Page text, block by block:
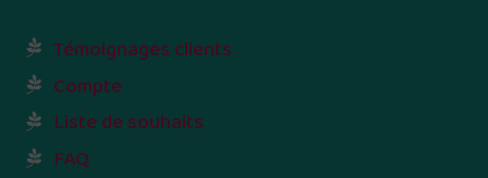
Témoignages clients
Compte
Liste de souhaits
FAQ